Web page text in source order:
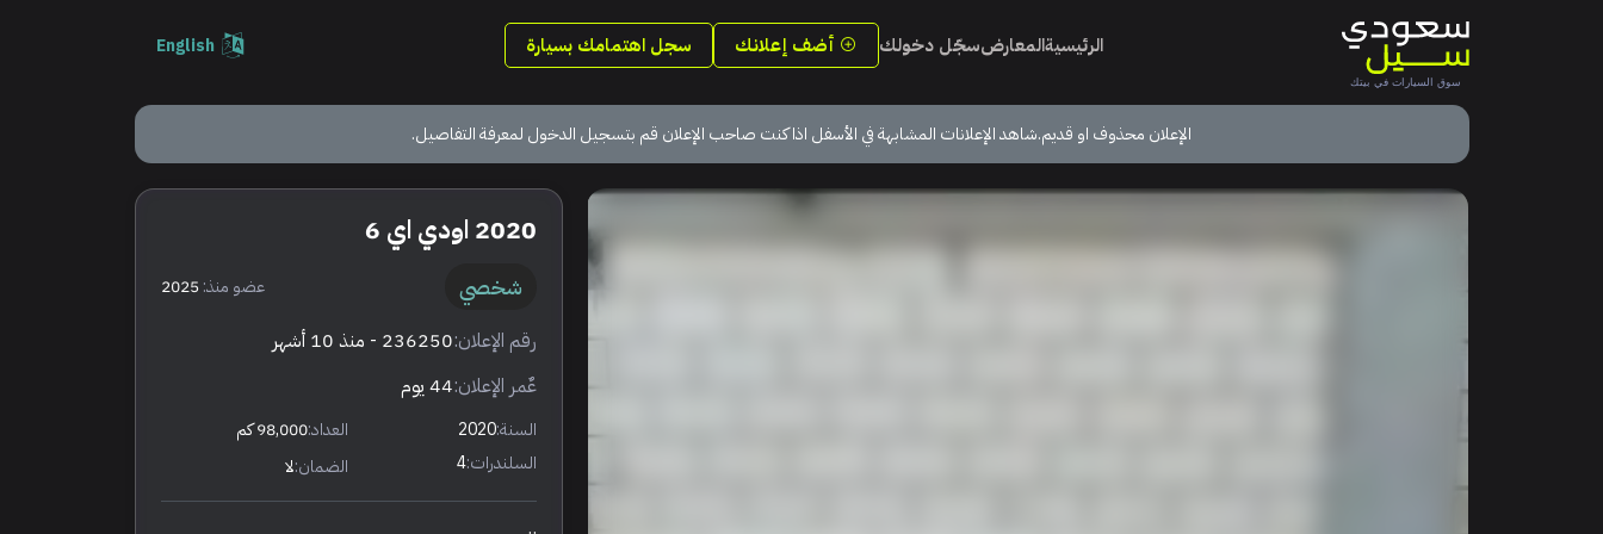
الرئيسيةالمعارضسجّل دخولك أضف إعلانك سجل اهتمامك بسيارة English
الإعلان محذوف او قديم.شاهد الإعلانات المشابهة في الأسفل اذا كنت صاحب الإعلان قم بتسجيل الدخول لمعرفة التفاصيل.
2020 اودي اي 6
شخصي عضو منذ:2025
رقم الإعلان:236250 - منذ 10 أشهر
عٌمر الإعلان:44 يوم
السنة:2020 العداد:98,000 كم
السلندرات:4 الضمان:لا